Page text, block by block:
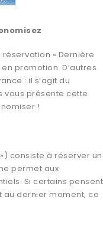
« Dernière
promotion. D’autres
: il s’agit du
vous présente cette
!
consiste à réserver un
permet aux
Si certains pensent
dernier moment, ce